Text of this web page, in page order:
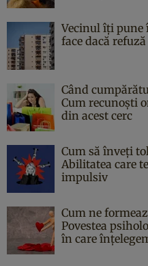
Vecinul îți pune
face dacă
Când
Cum recunoști
din acest cerc
Cum să înveți
Abilitatea care
impulsiv
Cum ne
Povestea
în care